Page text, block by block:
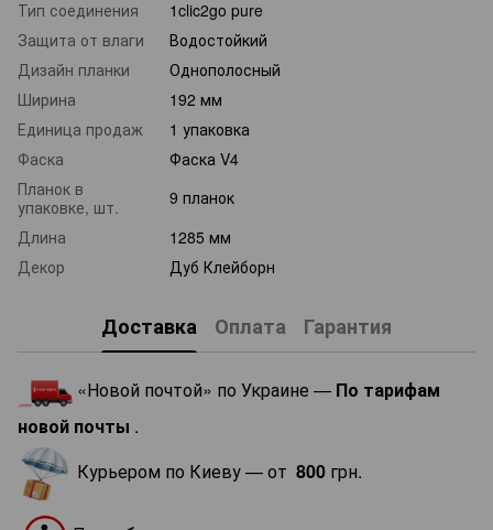
Тип соединения
1clic2go pure
Защита от влаги
Водостойкий
Дизайн планки
Однополосный
Ширина
192 мм
Единица продаж
1 упаковка
Фаска
Фаска V4
Планок в
упаковке, шт.
9 планок
Длина
1285 мм
Декор
Дуб Клейборн
Доставка Оплата Гарантия
«Новой почтой» по Украине — По тарифам
новой почты .
Курьером по Киеву — от 800 грн.